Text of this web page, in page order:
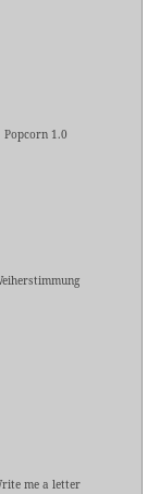
Popcorn 1.0
me a letter